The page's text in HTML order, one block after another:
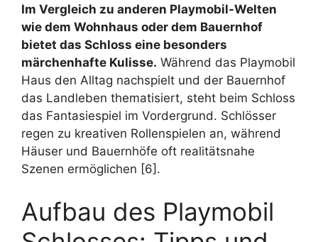
Im Vergleich zu anderen Playmobil-Welten
wie dem Wohnhaus oder dem Bauernhof
bietet das Schloss eine besonders
märchenhafte Kulisse. Während das Playmobil
Haus den Alltag nachspielt und der Bauernhof
das Landleben thematisiert, steht beim Schloss
das Fantasiespiel im Vordergrund. Schlösser
regen zu kreativen Rollenspielen an, während
Häuser und Bauernhöfe oft realitätsnahe
Szenen ermöglichen [6].
Aufbau des Playmobil